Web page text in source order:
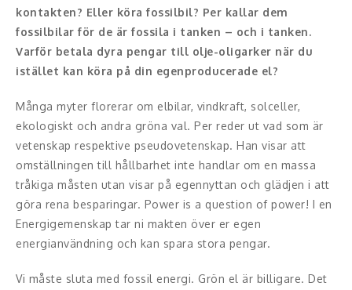
Event
Humoristiska föredrag
Komiker
Konst
Middagsunderhållning
Musiker
Something a Little Different
kontakten? Eller köra fossilbil? Per kallar dem
fossilbilar för de är fossila i tanken – och i tanken.
Varför betala dyra pengar till olje-oligarker när du
istället kan köra på din egenproducerade el?
Många myter florerar om elbilar, vindkraft, solceller,
ekologiskt och andra gröna val. Per reder ut vad som är
vetenskap respektive pseudovetenskap. Han visar att
omställningen till hållbarhet inte handlar om en massa
tråkiga måsten utan visar på egennyttan och glädjen i att
göra rena besparingar. Power is a question of power! I en
Energigemenskap tar ni makten över er egen
energianvändning och kan spara stora pengar.
Vi måste sluta med fossil energi. Grön el är billigare. Det